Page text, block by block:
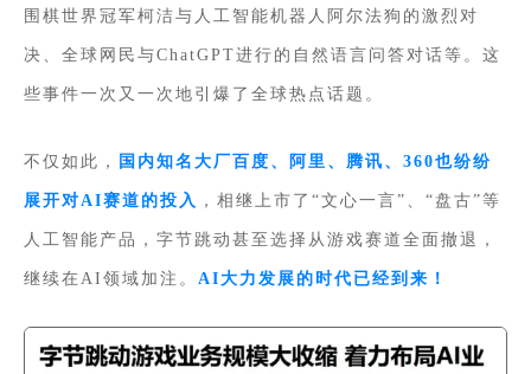
围棋世界冠军柯洁与人工智能机器人阿尔法狗的激烈对
决、全球网民与ChatGPT进行的自然语言问答对话等。这
些事件一次又一次地引爆了全球热点话题。
不仅如此， 国内知名大厂百度、阿里、腾讯、360也纷纷
展开对AI赛道的投入 ，相继上市了“文心一言”、“盘古”等
人工智能产品，字节跳动甚至选择从游戏赛道全面撤退，
继续在AI领域加注。 AI大力发展的时代已经到来！